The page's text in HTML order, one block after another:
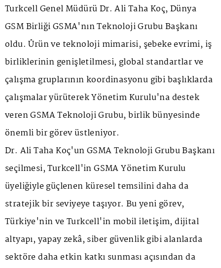
Turkcell Genel Müdürü Dr. Ali Taha Koç, Dünya
GSM Birliği GSMA'nın Teknoloji Grubu Başkanı
oldu. Ürün ve teknoloji mimarisi, şebeke evrimi, iş
birliklerinin genişletilmesi, global standartlar ve
çalışma gruplarının koordinasyonu gibi başlıklarda
çalışmalar yürüterek Yönetim Kurulu'na destek
veren GSMA Teknoloji Grubu, birlik bünyesinde
önemli bir görev üstleniyor.
Dr. Ali Taha Koç'un GSMA Teknoloji Grubu Başkanı
seçilmesi, Turkcell'in GSMA Yönetim Kurulu
üyeliğiyle güçlenen küresel temsilini daha da
stratejik bir seviyeye taşıyor. Bu yeni görev,
Türkiye'nin ve Turkcell'in mobil iletişim, dijital
altyapı, yapay zekâ, siber güvenlik gibi alanlarda
sektöre daha etkin katkı sunması açısından da